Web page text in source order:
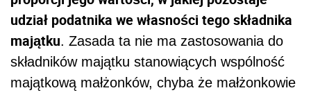
udział podatnika we własności tego składnika
majątku. Zasada ta nie ma zastosowania do
składników majątku stanowiących wspólność
majątkową małżonków, chyba że małżonkowie